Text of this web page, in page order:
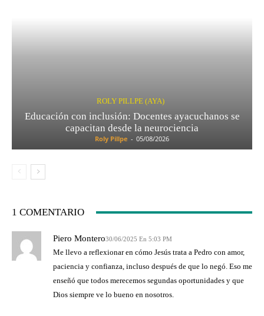
ROLY PILLPE (AYA)
Educación con inclusión: Docentes ayacuchanos se
capacitan desde la neurociencia
Roly Pillpe - 05/08/2026
1 COMENTARIO
Piero Montero30/06/2025 En 5:03 PM
Me llevo a reflexionar en cómo Jesús trata a Pedro con amor,
paciencia y confianza, incluso después de que lo negó. Eso me
enseñó que todos merecemos segundas oportunidades y que
Dios siempre ve lo bueno en nosotros.